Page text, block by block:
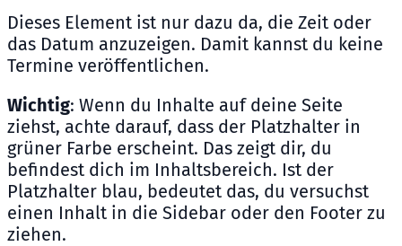
Dieses Element ist nur dazu da, die Zeit oder
das Datum anzuzeigen. Damit kannst du keine
Termine veröffentlichen.
Wichtig: Wenn du Inhalte auf deine Seite
ziehst, achte darauf, dass der Platzhalter in
grüner Farbe erscheint. Das zeigt dir, du
befindest dich im Inhaltsbereich. Ist der
Platzhalter blau, bedeutet das, du versuchst
einen Inhalt in die Sidebar oder den Footer zu
ziehen.